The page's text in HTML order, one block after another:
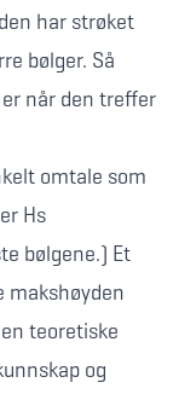
har strøket
bølger. Så
når den treffer
omtale som
Hs
bølgene.) Et
makshøyden
teoretiske
og